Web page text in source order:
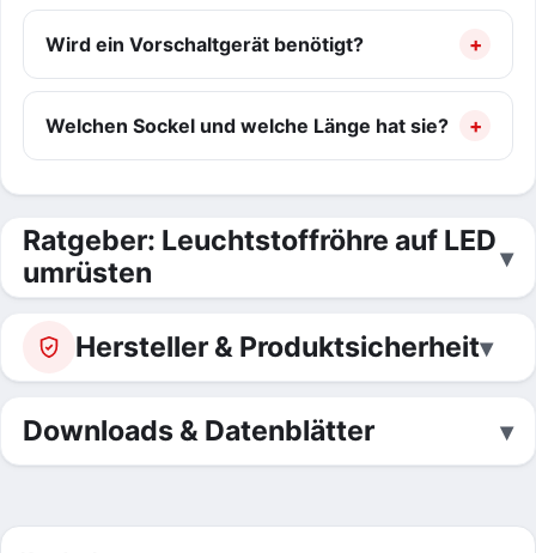
Wird ein Vorschaltgerät benötigt?
Welchen Sockel und welche Länge hat sie?
Ratgeber: Leuchtstoffröhre auf LED
umrüsten
Hersteller & Produktsicherheit
Downloads & Datenblätter